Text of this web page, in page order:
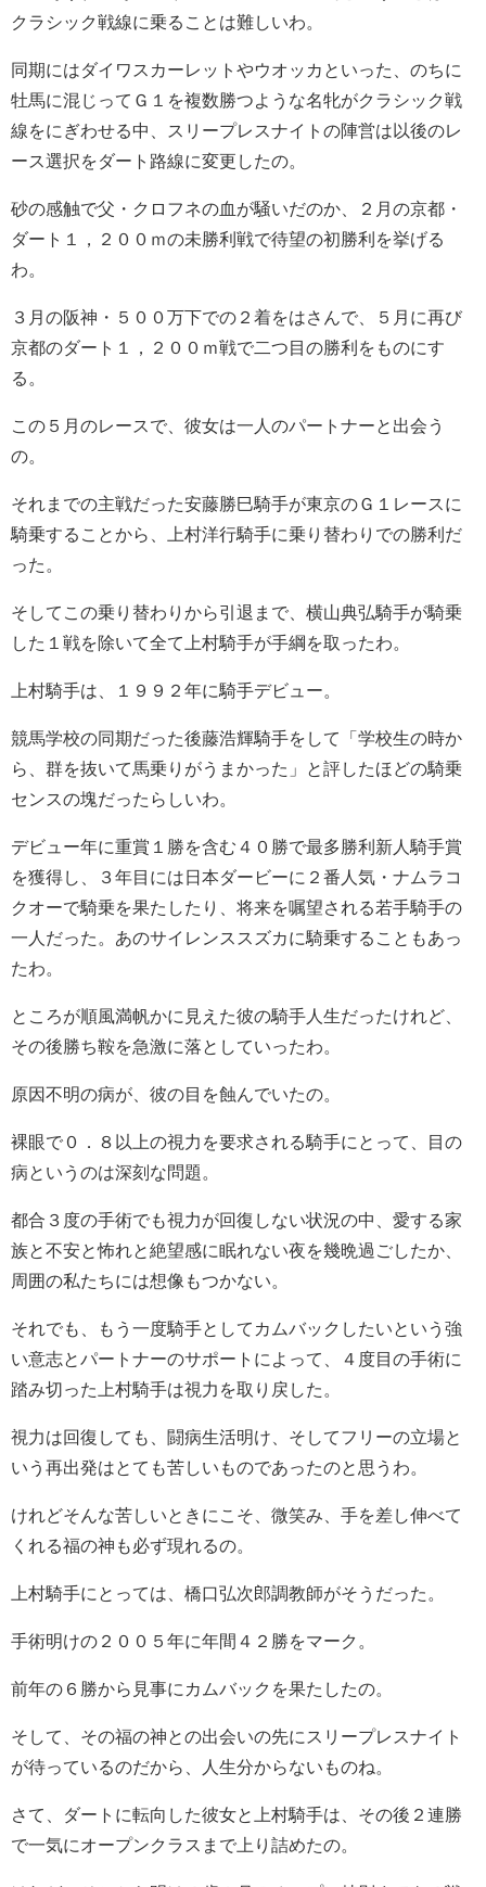
クラシック戦線に乗ることは難しいわ。
同期にはダイワスカーレットやウオッカといった、のちに
牡馬に混じってＧ１を複数勝つような名牝がクラシック戦
線をにぎわせる中、スリープレスナイトの陣営は以後のレ
ース選択をダート路線に変更したの。
砂の感触で父・クロフネの血が騒いだのか、２月の京都・
ダート１，２００ｍの未勝利戦で待望の初勝利を挙げる
わ。
３月の阪神・５００万下での２着をはさんで、５月に再び
京都のダート１，２００ｍ戦で二つ目の勝利をものにす
る。
この５月のレースで、彼女は一人のパートナーと出会う
の。
それまでの主戦だった安藤勝巳騎手が東京のＧ１レースに
騎乗することから、上村洋行騎手に乗り替わりでの勝利だ
った。
そしてこの乗り替わりから引退まで、横山典弘騎手が騎乗
した１戦を除いて全て上村騎手が手綱を取ったわ。
上村騎手は、１９９２年に騎手デビュー。
競馬学校の同期だった後藤浩輝騎手をして「学校生の時か
ら、群を抜いて馬乗りがうまかった」と評したほどの騎乗
センスの塊だったらしいわ。
デビュー年に重賞１勝を含む４０勝で最多勝利新人騎手賞
を獲得し、３年目には日本ダービーに２番人気・ナムラコ
クオーで騎乗を果たしたり、将来を嘱望される若手騎手の
一人だった。あのサイレンススズカに騎乗することもあっ
たわ。
ところが順風満帆かに見えた彼の騎手人生だったけれど、
その後勝ち鞍を急激に落としていったわ。
原因不明の病が、彼の目を蝕んでいたの。
裸眼で０．８以上の視力を要求される騎手にとって、目の
病というのは深刻な問題。
都合３度の手術でも視力が回復しない状況の中、愛する家
族と不安と怖れと絶望感に眠れない夜を幾晩過ごしたか、
周囲の私たちには想像もつかない。
それでも、もう一度騎手としてカムバックしたいという強
い意志とパートナーのサポートによって、４度目の手術に
踏み切った上村騎手は視力を取り戻した。
視力は回復しても、闘病生活明け、そしてフリーの立場と
いう再出発はとても苦しいものであったのと思うわ。
けれどそんな苦しいときにこそ、微笑み、手を差し伸べて
くれる福の神も必ず現れるの。
上村騎手にとっては、橋口弘次郎調教師がそうだった。
手術明けの２００５年に年間４２勝をマーク。
前年の６勝から見事にカムバックを果たしたの。
そして、その福の神との出会いの先にスリープレスナイト
が待っているのだから、人生分からないものね。
さて、ダートに転向した彼女と上村騎手は、その後２連勝
で一気にオープンクラスまで上り詰めたの。